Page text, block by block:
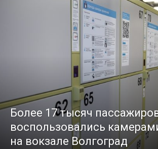
Более 17 тысяч
воспользовались
на вокзале Волгоград